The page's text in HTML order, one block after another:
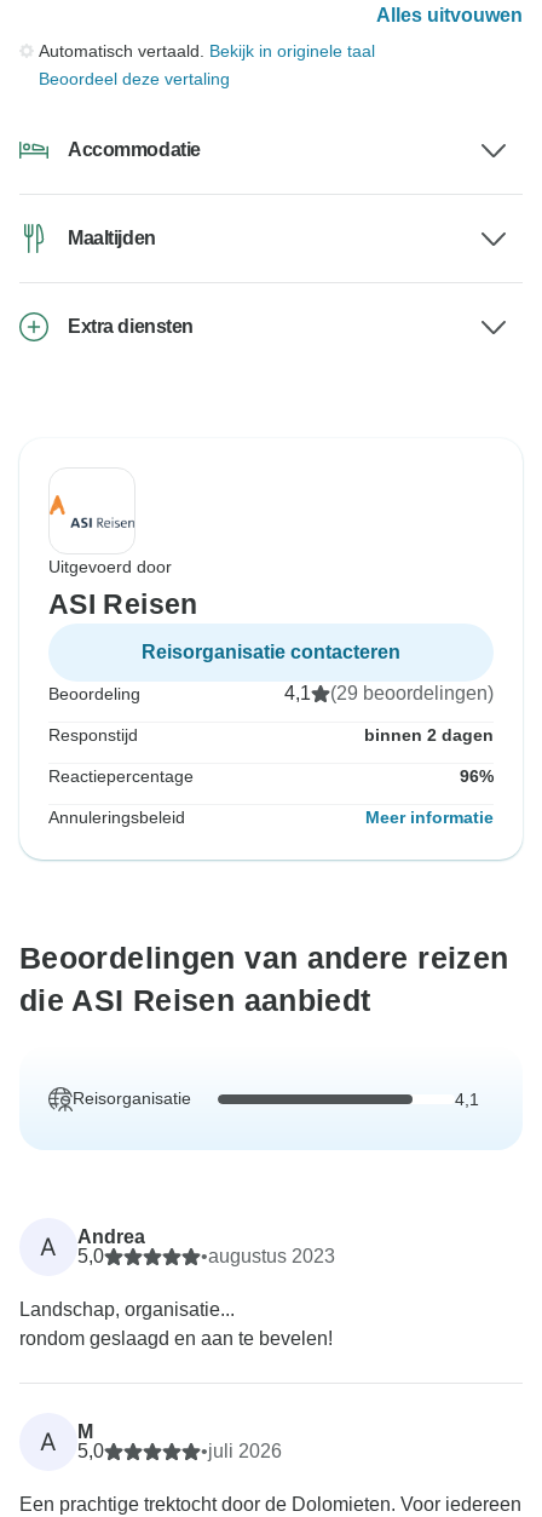
Alles uitvouwen
Automatisch vertaald. Bekijk in originele taal
Beoordeel deze vertaling
Accommodatie
Maaltijden
Extra diensten
Uitgevoerd door
ASI Reisen
Reisorganisatie contacteren
Beoordeling 4,1 (29 beoordelingen)
Responstijd binnen 2 dagen
Reactiepercentage 96%
Annuleringsbeleid Meer informatie
Beoordelingen van andere reizen
die ASI Reisen aanbiedt
Reisorganisatie 4,1
A
Andrea
5,0
•augustus 2023
Landschap, organisatie...
rondom geslaagd en aan te bevelen!
A
M
5,0
•juli 2026
Een prachtige trektocht door de Dolomieten. Voor iedereen